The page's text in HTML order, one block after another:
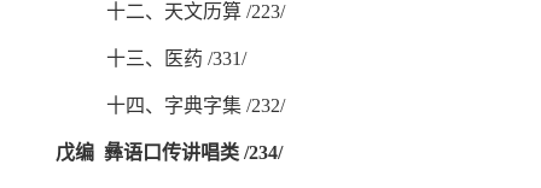
十二、天文历算 /223/
十三、医药 /331/
十四、字典字集 /232/
戊编 彝语口传讲唱类 /234/